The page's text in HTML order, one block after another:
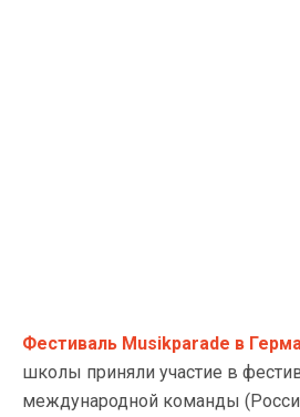
Фестиваль Musikparade в
школы приняли участие в
международной команды